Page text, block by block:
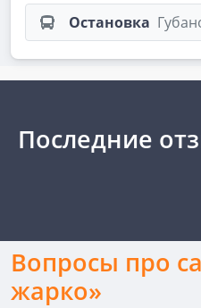
Остановка
Последние
Вопросы про
жарко»